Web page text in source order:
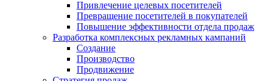
Привлечение целевых посетителей
Превращение посетителей в покупателей
Повышение эффективности отдела продаж
Разработка комплексных рекламных кампаний
Создание
Производство
Продвижение